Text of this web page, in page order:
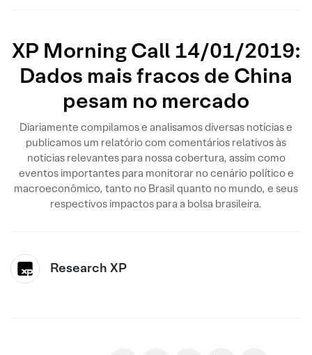
XP Morning Call 14/01/2019:
Dados mais fracos de China
pesam no mercado
Diariamente compilamos e analisamos diversas notícias e
publicamos um relatório com comentários relativos às
notícias relevantes para nossa cobertura, assim como
eventos importantes para monitorar no cenário político e
macroeconômico, tanto no Brasil quanto no mundo, e seus
respectivos impactos para a bolsa brasileira.
Research XP